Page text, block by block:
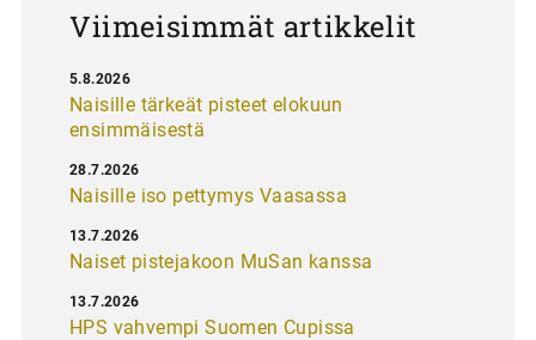
Viimeisimmät artikkelit
Naisille tärkeät pisteet elokuun
ensimmäisestä
5.8.2026
Naisille iso pettymys Vaasassa
28.7.2026
Naiset pistejakoon MuSan kanssa
13.7.2026
HPS vahvempi Suomen Cupissa
13.7.2026